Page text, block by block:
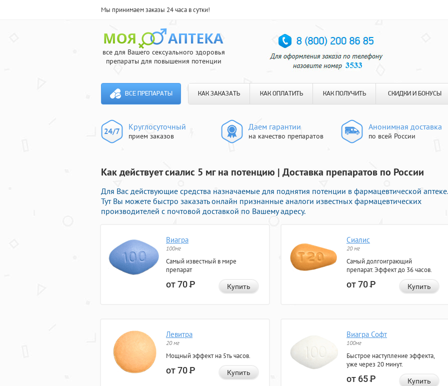
Мы принимаем заказы 24 часа в сутки!
все для Вашего сексуального здоровья
препараты для повышения потенции
ВСЕ ПРЕПАРАТЫ КАК ЗАКАЗАТЬ КАК ОПЛАТИТЬ КАК ПОЛУЧИТЬ СКИДКИ И БОНУСЫ
Круглосуточный
прием заказов
Даем гарантии
на качество препаратов
Анонимная доставка
по всей России
Как действует сиалис 5 мг на потенцию | Доставка препаратов по России
Для Вас действующие средства назначаемые для поднятия потенции в фармацевтической аптеке.
Тут Вы можете быстро заказать онлайн признанные аналоги известных фармацевтических
производителей с почтовой доставкой по Вашему адресу.
Виагра
100мг
Самый известный в мире
препарат
от 70Р Купить
Сиалис
20 мг
Самый долгоиграющий
препарат. Эффект до 36 часов.
от 70Р Купить
Левитра
20 мг
Мощный эффект на 5ть часов.
от 70Р Купить
Виагра Софт
100мг
Быстрое наступление эффекта,
уже через 20 минут.
от 65Р Купить